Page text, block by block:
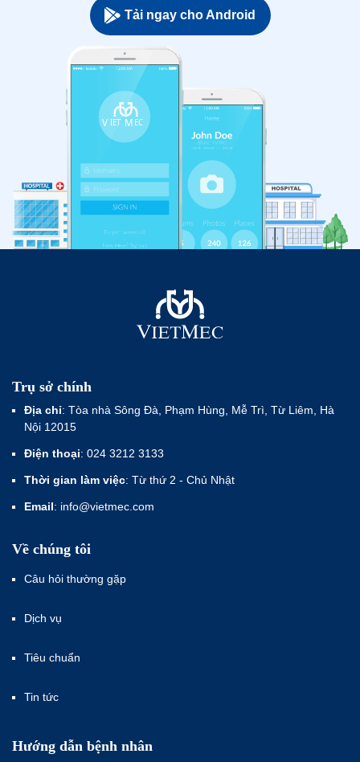
Tải ngay cho Android
Trụ sở chính
Địa chỉ: Tòa nhà Sông Đà, Phạm Hùng, Mễ Trì, Từ Liêm, Hà
Nội 12015
Điện thoại: 024 3212 3133
Thời gian làm việc: Từ thứ 2 - Chủ Nhật
Email: info@vietmec.com
Về chúng tôi
Câu hỏi thường gặp
Dịch vụ
Tiêu chuẩn
Tin tức
Hướng dẫn bệnh nhân